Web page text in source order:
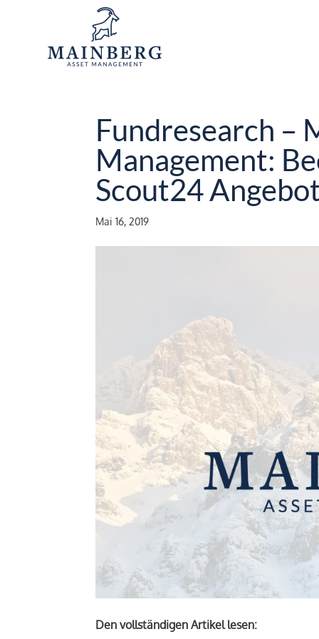
Fundresearch –
Management:
Scout24
Mai 16, 2019
Den vollständigen Artikel lesen: